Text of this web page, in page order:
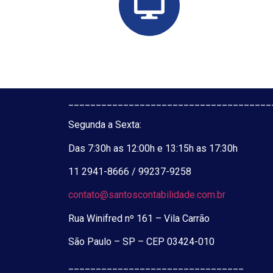
Segunda a Sexta:
Das 7:30h as 12:00h e 13:15h as 17:30h
11 2941-8666 / 99237-9258
contato@santoscontabilidade.com.br
Rua Winifred nº 161 – Vila Carrão
São Paulo – SP – CEP 03424-010